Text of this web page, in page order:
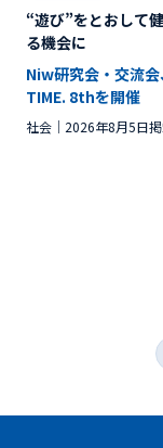
“遊び”をとおして
る機会に
Niw研究会・交流
TIME. 8thを開催
社会 2026年8月5日